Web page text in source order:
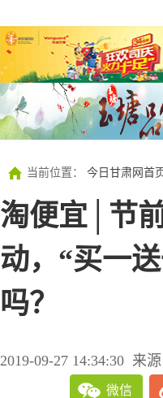
当前位置： 今日甘肃网首
淘便宜│节
动，“买一
吗？
2019-09-27 14:34:30 来源
微信